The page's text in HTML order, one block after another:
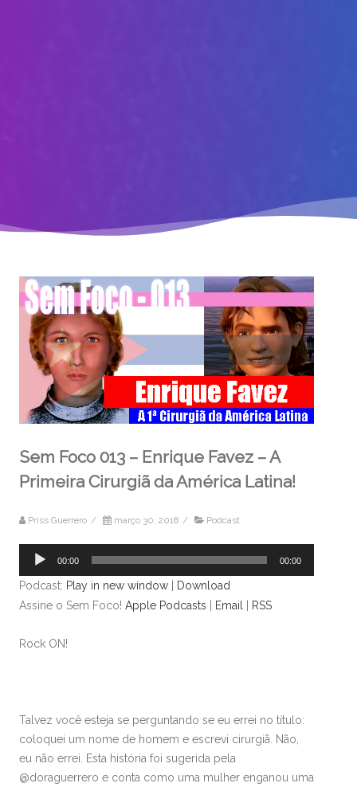
Sem Foco 013 – Enrique Favez – A
Primeira Cirurgiã da América Latina!
Priss Guerrero / março 30, 2018 / Podcast
Tocador
áudio
00:00 00:00
Podcast: Play in new window
Download
Assine o Sem Foco! Apple Podcasts Email RSS
Rock ON!
Talvez você esteja se perguntando se eu errei no título:
coloquei um nome de homem e escrevi cirurgiã. Não,
eu não errei. Esta história foi sugerida pela
@doraguerrero e conta como uma mulher enganou uma